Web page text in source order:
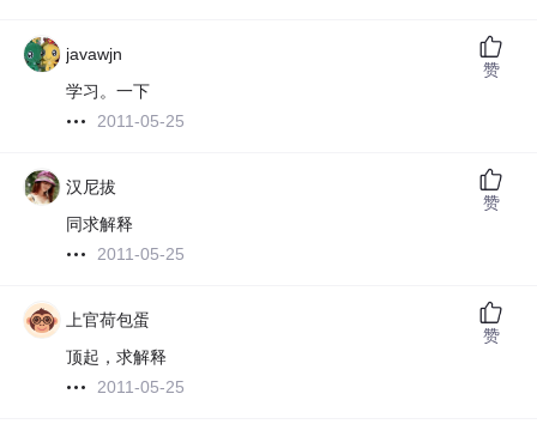
javawjn
学习。一下
2011-05-25
赞
汉尼拔
同求解释
2011-05-25
赞
上官荷包蛋
顶起，求解释
2011-05-25
赞